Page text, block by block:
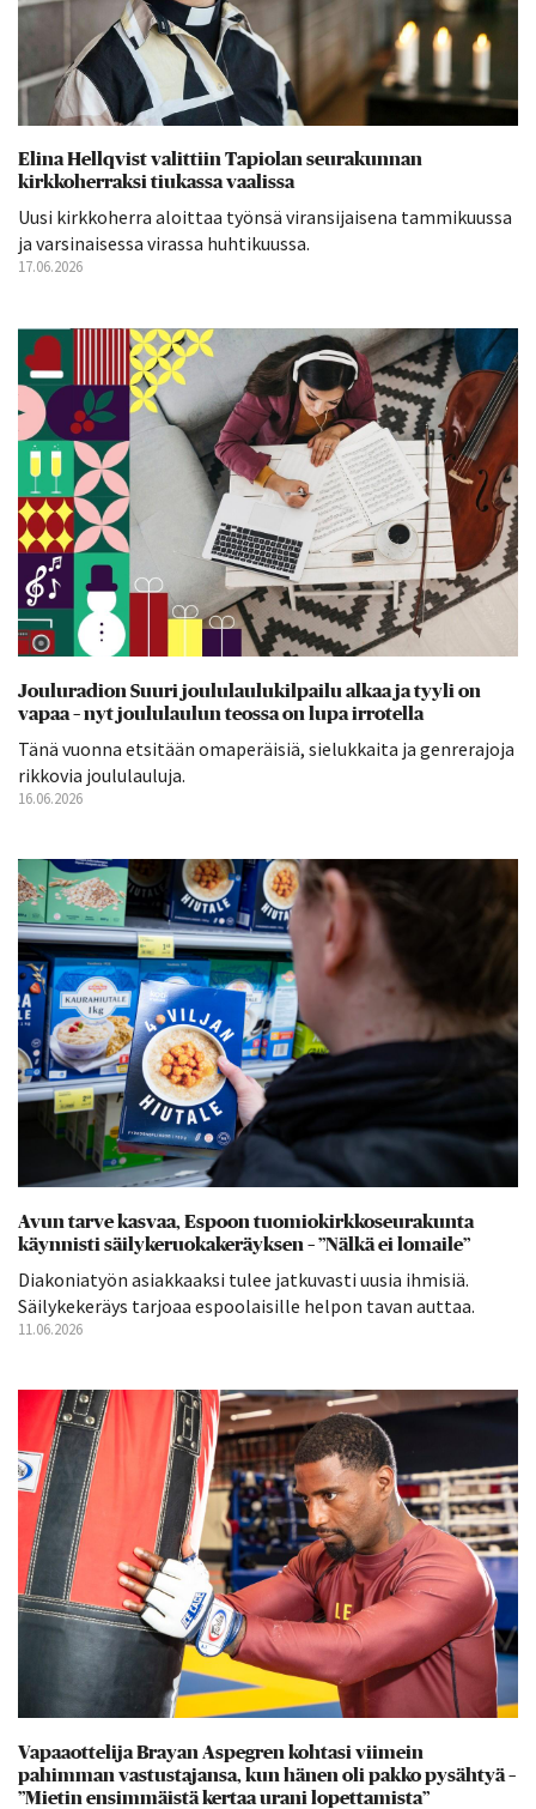
Elina Hellqvist valittiin Tapiolan seurakunnan
kirkkoherraksi tiukassa vaalissa
Uusi kirkkoherra aloittaa työnsä viransijaisena tammikuussa
ja varsinaisessa virassa huhtikuussa.
17.06.2026
Jouluradion Suuri joululaulukilpailu alkaa ja tyyli on
vapaa – nyt joululaulun teossa on lupa irrotella
Tänä vuonna etsitään omaperäisiä, sielukkaita ja genrerajoja
rikkovia joululauluja.
16.06.2026
Avun tarve kasvaa, Espoon tuomiokirkkoseurakunta
käynnisti säilykeruokakeräyksen – ”Nälkä ei lomaile”
Diakoniatyön asiakkaaksi tulee jatkuvasti uusia ihmisiä.
Säilykekeräys tarjoaa espoolaisille helpon tavan auttaa.
11.06.2026
Vapaaottelija Brayan Aspegren kohtasi viimein
pahimman vastustajansa, kun hänen oli pakko pysähtyä –
”Mietin ensimmäistä kertaa urani lopettamista”